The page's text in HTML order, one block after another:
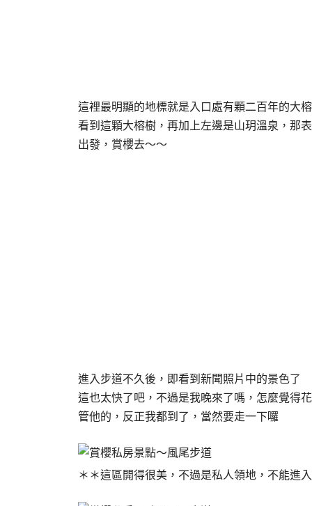
這裡最明顯的地標就是入口處有顆二百年的大
看到這顆大榕樹，再加上左邊是山玥溫泉，那
出發，賞櫻去～～
進入步道不久後，即看到新聞照片中的景色了
這也太快了吧，不過是我晚來了嗎，怎麼覺得
管他的，反正我都到了，當然要走一下囉
＊＊這區開得很美，不過是私人領地，不能進